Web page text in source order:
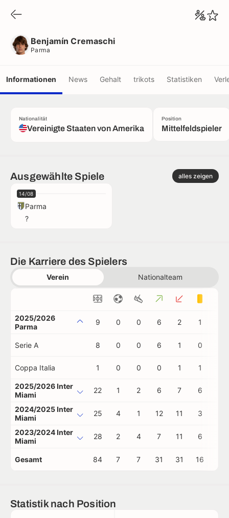
Benjamín Cremaschi
Parma
Informationen News Gehalt trikots Statistiken
Nationalität
Vereinigte Staaten von Amerika
Position
Mittelfeldspieler
Ausgewählte Spiele alles zeigen
14/08
Parma
?
Die Karriere des Spielers
Verein Nationalteam
2025/2026
Parma
9 0 0 6 2 1
Serie A 8 0 0 6 1 0
Coppa Italia 1 0 0 0 1 1
2025/2026 Inter
Miami
22 1 2 6 7 6
2024/2025 Inter
Miami
25 4 1 12 11 3
2023/2024 Inter
Miami
28 2 4 7 11 6
Gesamt 84 7 7 31 31 16
Statistik nach Position